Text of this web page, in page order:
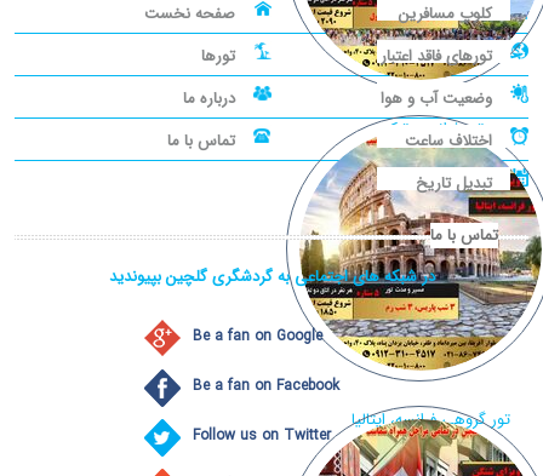
تور فرانسه، ترکیه
تور گروهی فرانسه، ایتالیا
کلوپ مسافرین
صفحه نخست
تورهای فاقد اعتبار
تورها
وضعیت آب و هوا
درباره ما
اختلاف ساعت
تماس با ما
تبدیل تاریخ
تماس با ما
در شبکه های اجتماعی به گردشگری گلچین بپیوندید
Be a fan on Google
Be a fan on Facebook
Follow us on Twitter